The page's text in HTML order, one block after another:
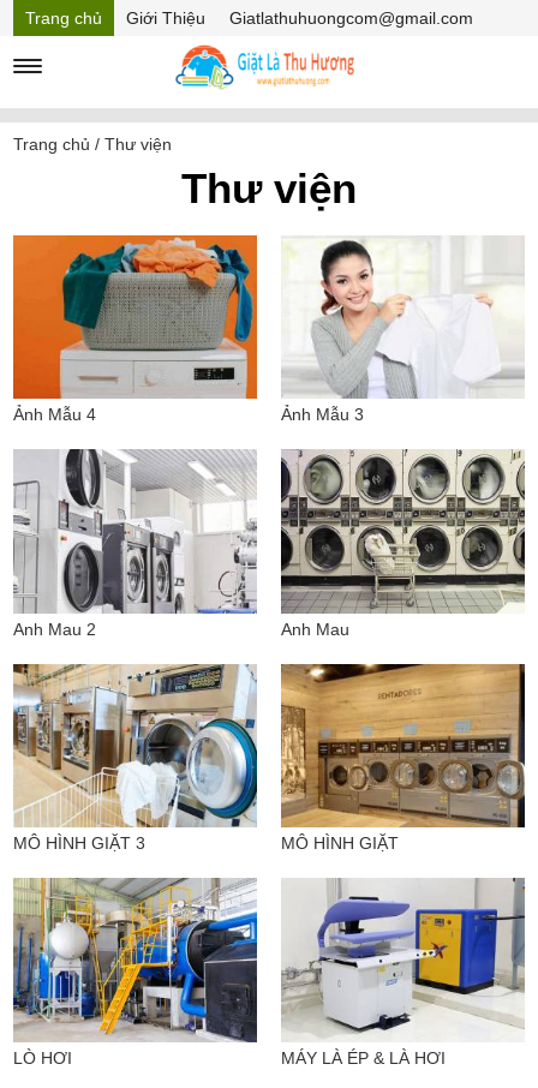
Trang chủ Giới Thiệu
Giatlathuhuongcom@gmail.com
Mã Giảm giá
Trang chủ /Thư viện
Thư viện
Ảnh Mẫu 4 Ảnh Mẫu 3
Anh Mau 2 Anh Mau
MÔ HÌNH GIẶT 3 MÔ HÌNH GIẶT
LÒ HƠI MÁY LÀ ÉP & LÀ HƠI